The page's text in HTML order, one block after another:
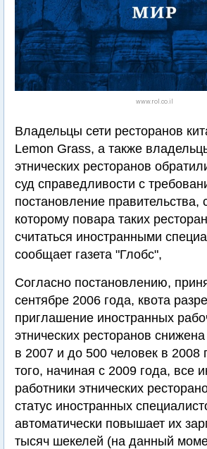
www.rol.co.il
Владельцы сети ресторанов
Lemon Grass, а также
этнических ресторанов
суд справедливости с
постановление правительства,
которому повара таких
считаться иностранными
сообщает газета "Глобс",
Согласно постановлению,
сентябре 2006 года, квота
приглашение иностранных
этнических ресторанов
в 2007 и до 500 человек в 2008
того, начиная с 2009 года, все
работники этнических
статус иностранных
автоматически повышает их
тысяч шекелей (на данный